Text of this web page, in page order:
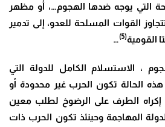
التي يوجه ضدها الهجوم…، أو مظهر
القوات المسلحة للعدو، إلى تدمير
القومية(5)
…
، الاستسلام الكامل للدولة التي
الحالة تكون الحرب غير محدودة أو
الطرف على الرضوخ لطلب معين
المهاجمة وحينئذ تكون الحرب ذات